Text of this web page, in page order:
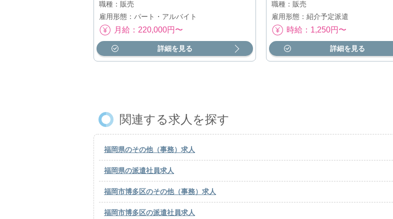
職種：販売
雇用形態：パート・アルバイト
月給：220,000円〜
詳細を見る
職種：販売
雇用形態：紹介予定派遣
時給：1,250円〜
詳細を見る
関連する求人を探す
福岡県のその他（事務）求人
福岡県の派遣社員求人
福岡市博多区のその他（事務）求人
福岡市博多区の派遣社員求人